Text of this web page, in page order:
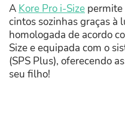
A Kore Pro i-Size permite
cintos sozinhas graças à
homologada de acordo
Size e equipada com o
(SPS Plus), oferecendo
seu filho!